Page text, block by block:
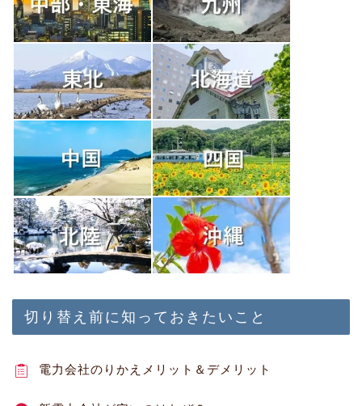
切り替え前に知っておきたいこと
電力会社のりかえメリット＆デメリット